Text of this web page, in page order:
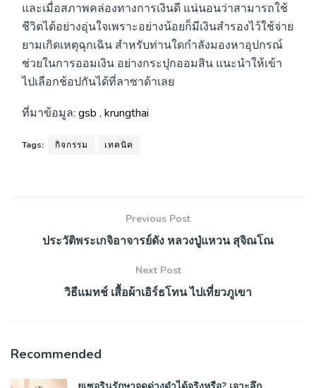
และเมื่อสภาพคล่องทางการเงินดี แน่นอนว่าสามารถใช้
ชีวิตได้อย่างอุ่นใจเพราะอย่างน้อยก็มีเงินสำรองไว้ใช้จ่าย
ยามเกิดเหตุฉุกเฉิน สำหรับท่านใดกำลังมองหาอุปกรณ์
ช่วยในการออมเงิน อย่างกระปุกออมสิน แนะนำให้เข้า
ไปเลือกช้อปกันได้ที่ลาซาด้าเลย
ที่มาข้อมูล: gsb , krungthai
Tags: กิจกรรม เทคนิค
Previous Post
ประวัติพระเกจิอาจารย์ดัง หลวงปู่แหวน สุจิณโณ
Next Post
วิธีแมทช์ เสื้อผ้าเอิร์ธโทน ไปเที่ยวภูเขา
Recommended